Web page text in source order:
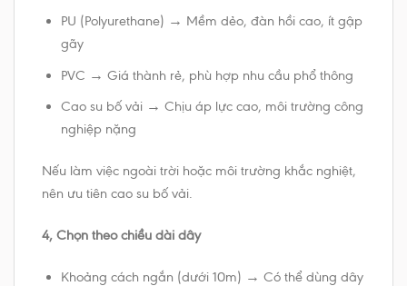
PU (Polyurethane) → Mềm dẻo, đàn hồi cao, ít gập
gãy
PVC → Giá thành rẻ, phù hợp nhu cầu phổ thông
Cao su bố vải → Chịu áp lực cao, môi trường công
nghiệp nặng
Nếu làm việc ngoài trời hoặc môi trường khắc nghiệt,
nên ưu tiên cao su bố vải.
4, Chọn theo chiều dài dây
Khoảng cách ngắn (dưới 10m) → Có thể dùng dây